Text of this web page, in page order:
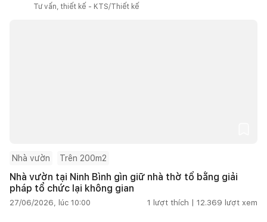
Tư vấn, thiết kế - KTS/Thiết kế
Nhà vườn Trên 200m2
Nhà vườn tại Ninh Bình gìn giữ nhà thờ tổ bằng giải
pháp tổ chức lại không gian
27/06/2026, lúc 10:00 1 lượt thích | 12.369 lượt xem